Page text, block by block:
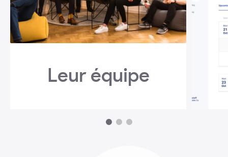
Leur équipe
1 2 3